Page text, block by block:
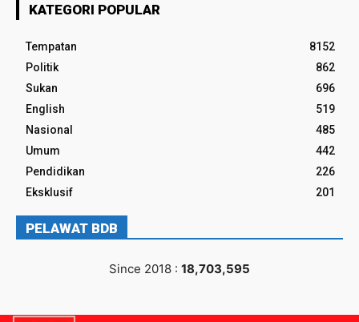
KATEGORI POPULAR
Tempatan
8152
Politik
862
Sukan
696
English
519
Nasional
485
Umum
442
Pendidikan
226
Eksklusif
201
PELAWAT BDB
Since 2018 : 18,703,595